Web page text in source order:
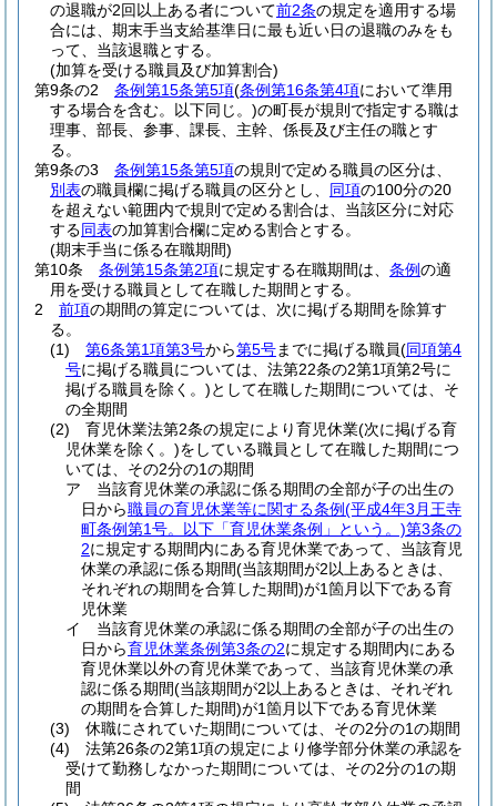
の退職が2回以上ある者について前2条の規定を適用する場
合には、期末手当支給基準日に最も近い日の退職のみをも
って、当該退職とする。
(加算を受ける職員及び加算割合)
第9条の2
条例第15条第5項(条例第16条第4項において準用
する場合を含む。以下同じ。)の町長が規則で指定する職は
理事、部長、参事、課長、主幹、係長及び主任の職とす
る。
第9条の3
条例第15条第5項の規則で定める職員の区分は、
別表の職員欄に掲げる職員の区分とし、 同項の100分の20
を超えない範囲内で規則で定める割合は、当該区分に対応
する同表の加算割合欄に定める割合とする。
(期末手当に係る在職期間)
第10条
条例第15条第2項に規定する在職期間は、 条例の適
用を受ける職員として在職した期間とする。
2
前項の期間の算定については、次に掲げる期間を除算す
る。
(1)
第6条第1項第3号から第5号までに掲げる職員(同項第4
号に掲げる職員については、法第22条の2第1項第2号に
掲げる職員を除く。)として在職した期間については、そ
の全期間
(2)
育児休業法第2条の規定により育児休業(次に掲げる育
児休業を除く。)をしている職員として在職した期間につ
いては、その2分の1の期間
ア
当該育児休業の承認に係る期間の全部が子の出生の
日から職員の育児休業等に関する条例(平成4年3月王寺
町条例第1号。以下「育児休業条例」という。)第3条の
2に規定する期間内にある育児休業であって、当該育児
休業の承認に係る期間(当該期間が2以上あるときは、
それぞれの期間を合算した期間)が1箇月以下である育
児休業
イ
当該育児休業の承認に係る期間の全部が子の出生の
日から育児休業条例第3条の2に規定する期間内にある
育児休業以外の育児休業であって、当該育児休業の承
認に係る期間(当該期間が2以上あるときは、それぞれ
の期間を合算した期間)が1箇月以下である育児休業
(3)
休職にされていた期間については、その2分の1の期間
(4)
法第26条の2第1項の規定により修学部分休業の承認を
受けて勤務しなかった期間については、その2分の1の期
間